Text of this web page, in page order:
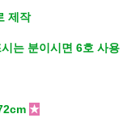
제작
는 분이시면 6호 사용
★